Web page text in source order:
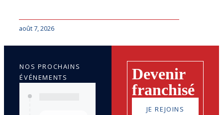
août 7, 2026
Devenir
franchisé
JE REJOINS
NOS PROCHAINS
ÉVÉNEMENTS